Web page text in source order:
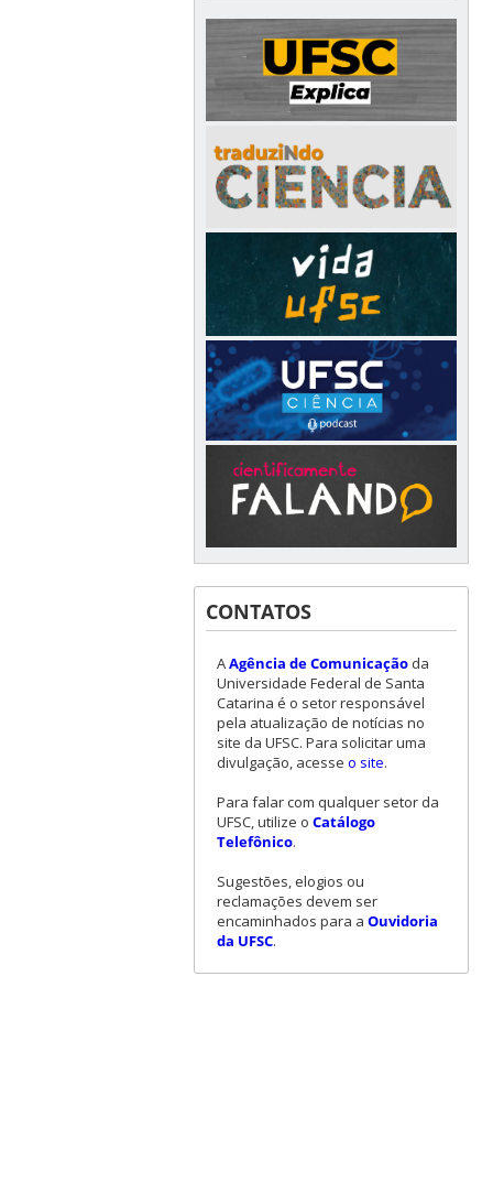
CONTATOS
AAgência de Comunicaçãoda
Universidade Federal de Santa
Catarina é o setor responsável
pela atualização de notícias no
site da UFSC. Para solicitar uma
divulgação, acesse o site.
Para falar com qualquer setor da
UFSC, utilize o Catálogo
Telefônico.
Sugestões, elogios ou
reclamações devem ser
encaminhados para a Ouvidoria
da UFSC.